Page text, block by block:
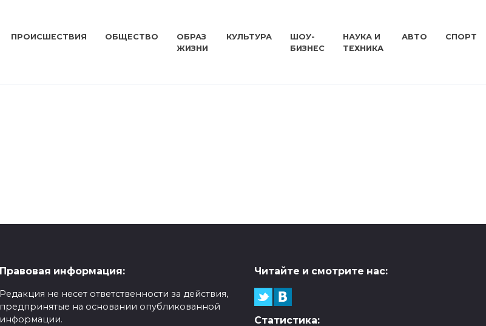
ПРОИСШЕСТВИЯ ОБЩЕСТВО
ОБРАЗ
ЖИЗНИ
КУЛЬТУРА
ШОУ-
БИЗНЕС
НАУКА И
ТЕХНИКА
АВТО СПОРТ
Правовая информация:
Редакция не несет ответственности за действия,
предпринятые на основании опубликованной
информации.
Читайте и смотрите нас:
Статистика: